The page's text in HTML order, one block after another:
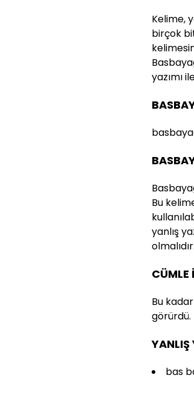
Kelime,
birçok
yazımı
Bu
yanlış
olmalıdır.
CÜMLE
Bu
görürdü.
YANLIŞ
bas